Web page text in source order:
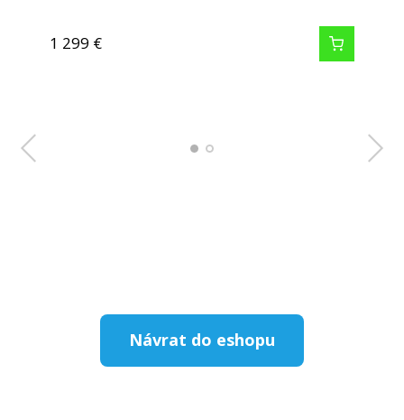
1 299 €
109€
Návrat do eshopu